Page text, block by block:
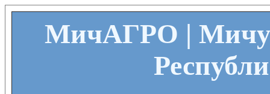
МичАГРО |